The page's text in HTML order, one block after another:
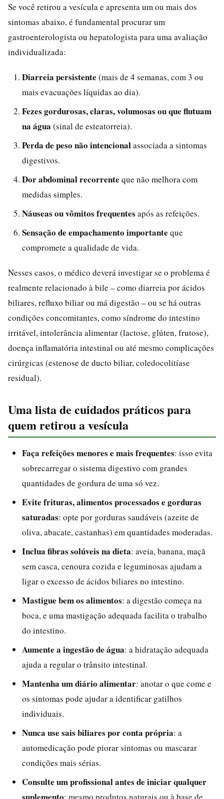
Se você retirou a vesícula e apresenta um ou mais dos
sintomas abaixo, é fundamental procurar um
gastroenterologista ou hepatologista para uma avaliação
individualizada:
Diarreia persistente (mais de 4 semanas, com 3 ou
mais evacuações líquidas ao dia).
Fezes gordurosas, claras, volumosas ou que flutuam
na água (sinal de esteatorreia).
Perda de peso não intencionalassociada a sintomas
digestivos.
Dor abdominal recorrente que não melhora com
medidas simples.
Náuseas ou vômitos frequentes após as refeições.
Sensação de empachamento importante que
compromete a qualidade de vida.
Nesses casos, o médico deverá investigar se o problema é
realmente relacionado à bile – como diarreia por ácidos
biliares, refluxo biliar ou má digestão – ou se há outras
condições concomitantes, como síndrome do intestino
irritável, intolerância alimentar (lactose, glúten, frutose),
doença inflamatória intestinal ou até mesmo complicações
cirúrgicas (estenose de ducto biliar, coledocolitíase
residual).
Uma lista de cuidados práticos para
quem retirou a vesícula
Faça refeições menores e mais frequentes: isso evita
sobrecarregar o sistema digestivo com grandes
quantidades de gordura de uma só vez.
Evite frituras, alimentos processados e gorduras
saturadas: opte por gorduras saudáveis (azeite de
oliva, abacate, castanhas) em quantidades moderadas.
Inclua fibras solúveis na dieta: aveia, banana, maçã
sem casca, cenoura cozida e leguminosas ajudam a
ligar o excesso de ácidos biliares no intestino.
Mastigue bem os alimentos: a digestão começa na
boca, e uma mastigação adequada facilita o trabalho
do intestino.
Aumente a ingestão de água: a hidratação adequada
ajuda a regular o trânsito intestinal.
Mantenha um diário alimentar: anotar o que come e
os sintomas pode ajudar a identificar gatilhos
individuais.
Nunca use sais biliares por conta própria: a
automedicação pode piorar sintomas ou mascarar
condições mais sérias.
Consulte um profissional antes de iniciar qualquer
: mesmo produtos naturais ou à base de